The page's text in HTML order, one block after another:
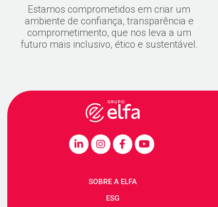
Estamos comprometidos em criar um
ambiente de confiança, transparência e
comprometimento, que nos leva a um
futuro mais inclusivo, ético e sustentável.
SOBRE A ELFA
ESG